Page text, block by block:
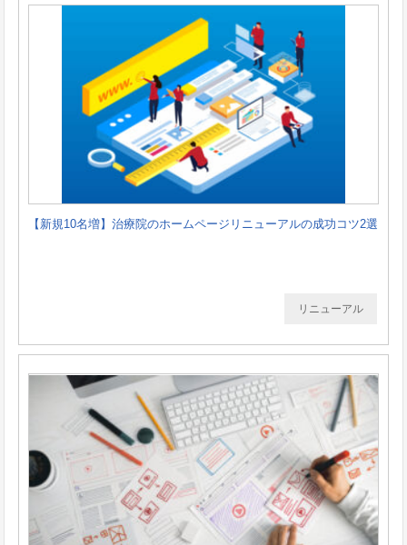
【新規10名増】治療院のホームページリニューアルの成功コツ2選
リニューアル